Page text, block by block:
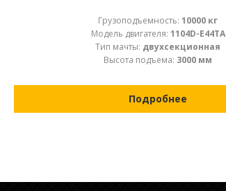
Грузоподъемность:10000 кг
Модель двигателя: 1104D-E44TA
Тип мачты: двухсекционная
Высота подъема: 3000 мм
Подробнее